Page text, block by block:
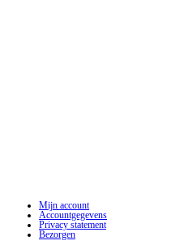
Mijn account
Accountgegevens
Privacy statement
Bezorgen